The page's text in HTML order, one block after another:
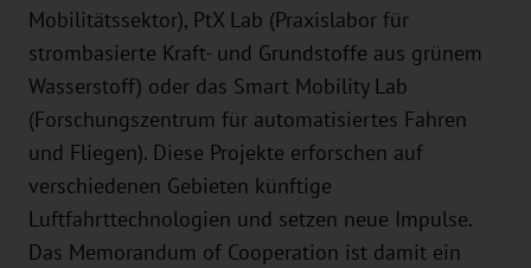
Mobilitätssektor), PtX Lab (Praxislabor für
strombasierte Kraft- und Grundstoffe aus grünem
Wasserstoff) oder das Smart Mobility Lab
(Forschungszentrum für automatisiertes Fahren
und Fliegen). Diese Projekte erforschen auf
verschiedenen Gebieten künftige
Luftfahrttechnologien und setzen neue Impulse.
Das Memorandum of Cooperation ist damit ein